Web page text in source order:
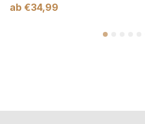
ab €34,99